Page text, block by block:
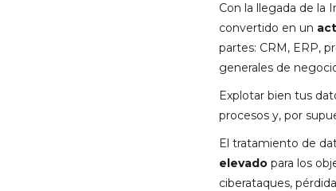
Con la llegada de la
convertido en un
partes: CRM, ERP,
generales de
Explotar bien tus
procesos y, por
El tratamiento de
elevado para los
ciberataques,